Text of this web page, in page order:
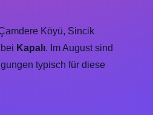
Köyü, Sincik
bei Kapalı. Im August sind
typisch für diese